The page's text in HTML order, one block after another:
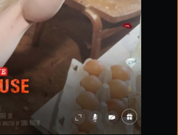
своими настройками
cookie
бесперебойную работу сайта.